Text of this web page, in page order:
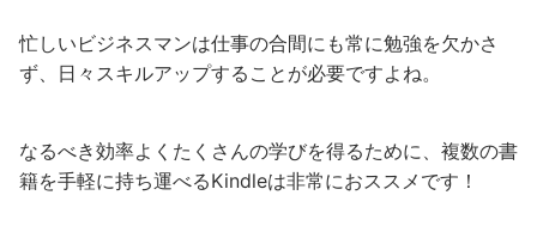
忙しいビジネスマンは仕事の合間にも常に勉強を欠かさ
ず、日々スキルアップすることが必要ですよね。
なるべき効率よくたくさんの学びを得るために、複数の書
籍を手軽に持ち運べるKindleは非常におススメです！